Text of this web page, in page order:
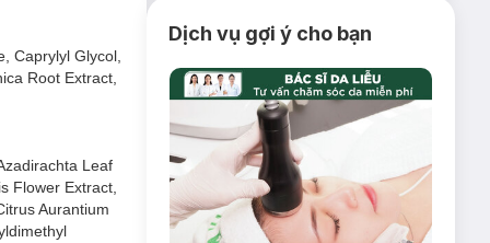
của tia UV.
Caprylyl Glycol,
Root Extract,
Leaf
Flower Extract,
Aurantium
Dịch vụ gợi ý cho bạn